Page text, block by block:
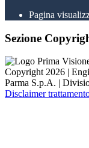
Pagina
Sezione
Copyright 2026 |
Parma S.p.A. |
Disclaimer